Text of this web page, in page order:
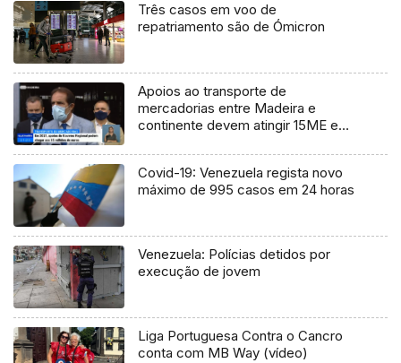
Três casos em voo de
repatriamento são de Ómicron
Apoios ao transporte de
mercadorias entre Madeira e
continente devem atingir 15ME em
Covid-19: Venezuela regista novo
máximo de 995 casos em 24 horas
Venezuela: Polícias detidos por
execução de jovem
Liga Portuguesa Contra o Cancro
conta com MB Way (vídeo)